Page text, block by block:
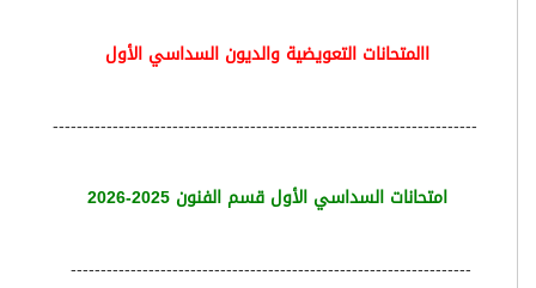
االمتحانات التعويضية والديون السداسي الأول
-----------------------------------------------------------------------
امتحانات السداسي الأول قسم الفنون 2025-2026
-------------------------------------------------------------------